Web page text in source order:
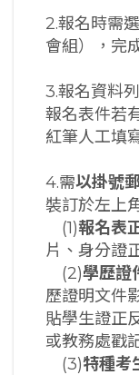
2.報名時需
會組），完
3.報名資料
報名表件若
紅筆人工填
4.需以掛號
裝訂於左上
(1)報名表
片、身分證
(2)學歷證
歷證明文件
貼學生證正
或教務處戳
(3)特種考